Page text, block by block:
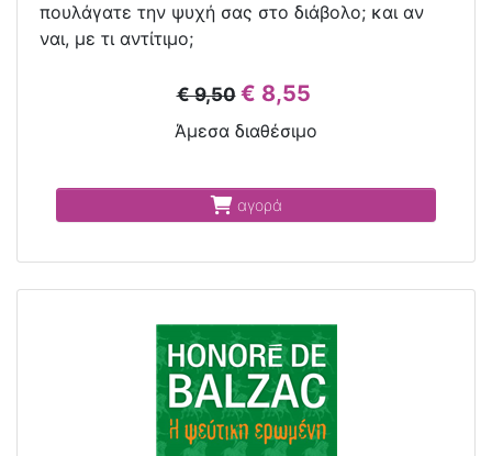
πουλάγατε την ψυχή σας στο διάβολο; και αν
ναι, με τι αντίτιμο;
€ 9,50 € 8,55
Άμεσα διαθέσιμο
αγορά